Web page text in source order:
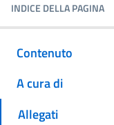
INDICE DELLA PAGINA
Contenuto
A cura di
Allegati